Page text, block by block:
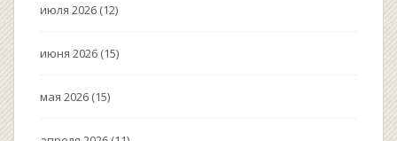
июля 2026 (12)
июня 2026 (15)
мая 2026 (15)